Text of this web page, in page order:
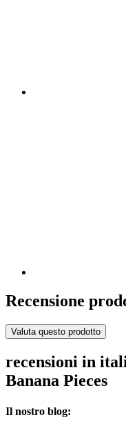
Recensione
Valuta questo prodotto
recensioni in
Banana Pieces
Il nostro blog: